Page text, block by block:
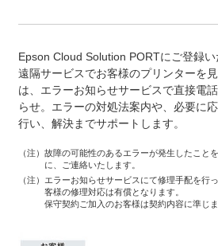
Epson Cloud Solution PORTにご登録
遠隔サービスでお客様のプリンターを
は、エラーお知らせサービスで直接電
らせ。 エラーの対処法案内や、必要に
行い、解決までサポートします。
（注） 故障の可能性のあるエラーが発生したこと
に、ご連絡いたします。
（注） エラーお知らせサービスにて修理手配を行
客様の修理対応は有償となります。
保守契約ご加入のお客様は契約内容に準じま